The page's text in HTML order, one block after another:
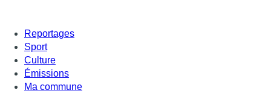
Reportages
Sport
Culture
Émissions
Ma commune